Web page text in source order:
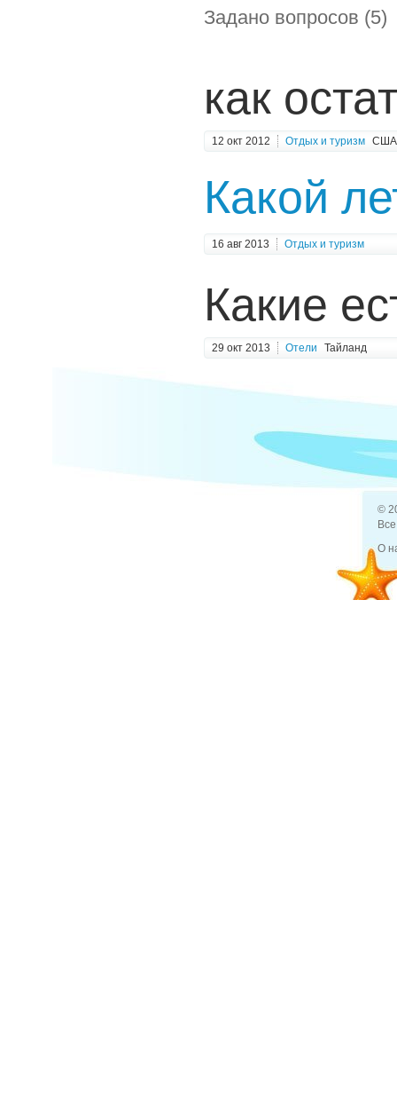
Задано вопросов (5)
как
12 окт 2012 Отдых и туризм США
Какой
16 авг 2013 Отдых и туризм
Какие
29 окт 2013 Отели Тайланд
Как
19 дек 2013 Отдых и туризм
Какие
©
О